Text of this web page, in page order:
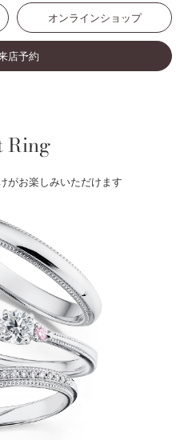
オンラインショップ
店予約
Ring
がお楽しみいただけます